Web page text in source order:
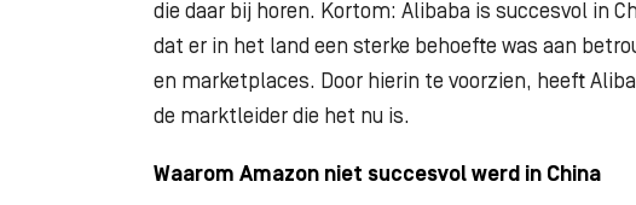
die daar bij horen. Kortom: Alibaba is succesvol in
dat er in het land een sterke behoefte was aan
en marketplaces. Door hierin te voorzien, heeft
de marktleider die het nu is.
Waarom Amazon niet succesvol werd in China